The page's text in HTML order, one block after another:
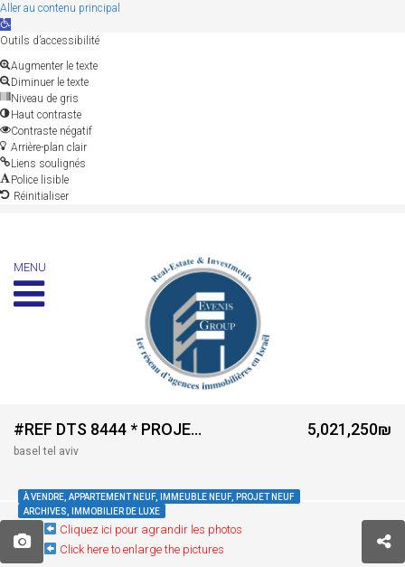
Aller au contenu principal
Ouvrir
la
barre
d’outils
Outils d’accessibilité
Augmenter le texte
Diminuer le texte
Niveau de gris
Haut contraste
Contraste négatif
Arrière-plan clair
Liens soulignés
Police lisible
Réinitialiser
MENU
#REF DTS 8444 * PROJET NEUF CENTRE VILLE PROCHE DE BASEL – TEL AVIV *
basel tel aviv
5,021,250₪
À VENDRE, APPARTEMENT NEUF, IMMEUBLE NEUF, PROJET NEUF
ARCHIVES, IMMOBILIER DE LUXE
Cliquez ici pour agrandir les photos
Click here to enlarge the pictures